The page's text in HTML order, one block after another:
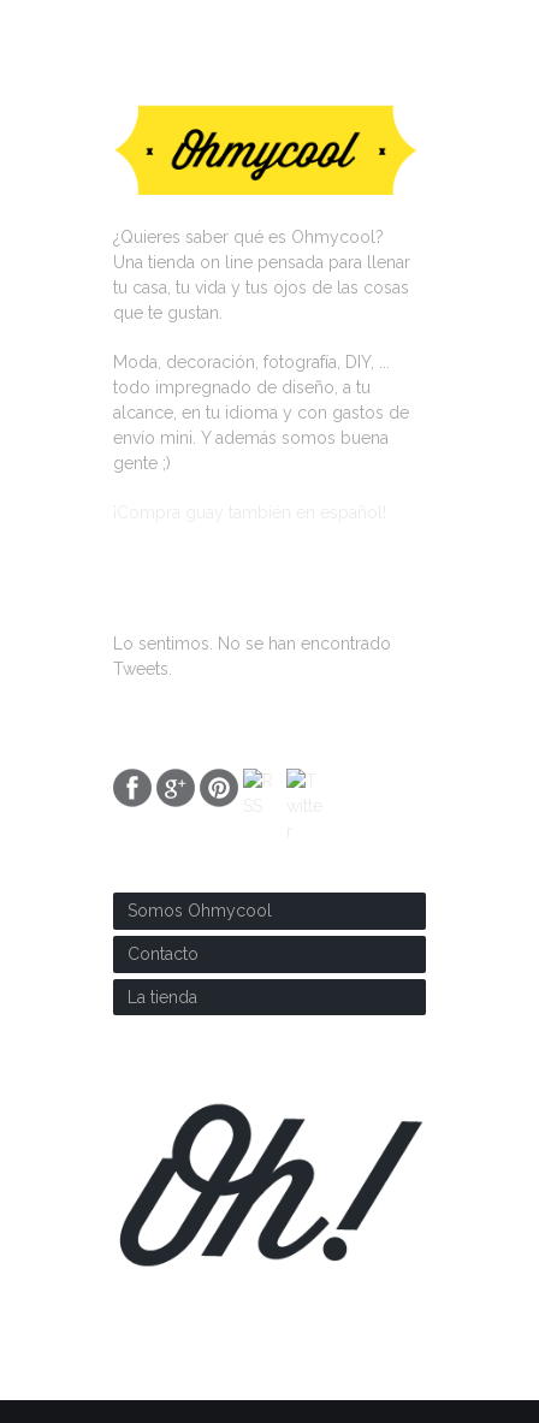
¿Quieres saber qué es Ohmycool?
Una tienda on line pensada para llenar
tu casa, tu vida y tus ojos de las cosas
que te gustan.
Moda, decoración, fotografía, DIY, ...
todo impregnado de diseño, a tu
alcance, en tu idioma y con gastos de
envío mini. Y además somos buena
gente ;)
Lo sentimos. No se han encontrado
Tweets.
Somos Ohmycool
Contacto
La tienda